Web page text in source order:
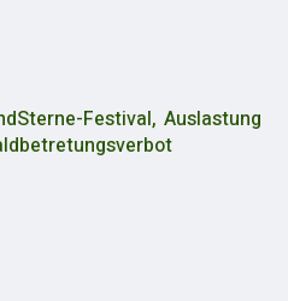
Festival, Auslastung